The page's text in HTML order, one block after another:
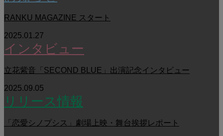
RANKU MAGAZINE スタート
2025.01.27
インタビュー
立花紫音「SECOND BLUE」出演記念インタビュー
2025.09.05
リリース情報
「恋愛シノプシス」劇場上映・舞台挨拶レポート